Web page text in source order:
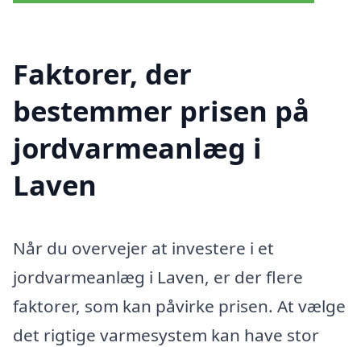
Faktorer, der
bestemmer prisen på
jordvarmeanlæg i
Laven
Når du overvejer at investere i et
jordvarmeanlæg i Laven, er der flere
faktorer, som kan påvirke prisen. At vælge
det rigtige varmesystem kan have stor